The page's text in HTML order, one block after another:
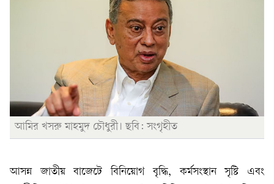
আমির খসরু মাহমুদ চৌধুরী। ছবি: সংগৃহীত
আসন্ন জাতীয় বাজেটে বিনিয়োগ বৃদ্ধি, কর্মসংস্থান সৃষ্টি এবং